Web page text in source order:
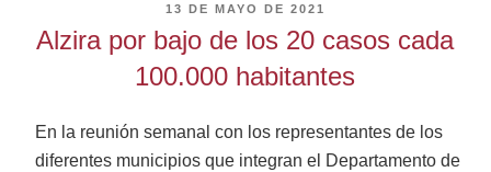
PUBLICADO
13 DE MAYO DE 2021
Alzira por bajo de los 20 casos cada
100.000 habitantes
En la reunión semanal con los representantes de los
diferentes municipios que integran el Departamento de